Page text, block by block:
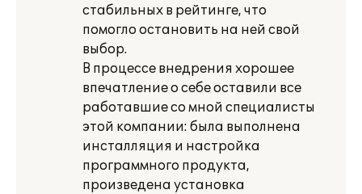
стабильных в рейтинге, что
помогло остановить на ней свой
выбор.
В процессе внедрения хорошее
впечатление о себе оставили все
работавшие со мной специалисты
этой компании: была выполнена
инсталляция и настройка
программного продукта,
произведена установка